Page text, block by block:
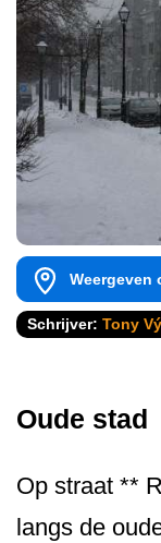
Weergeven
Schrijver: Tony
Oude stad
Op straat **
langs de